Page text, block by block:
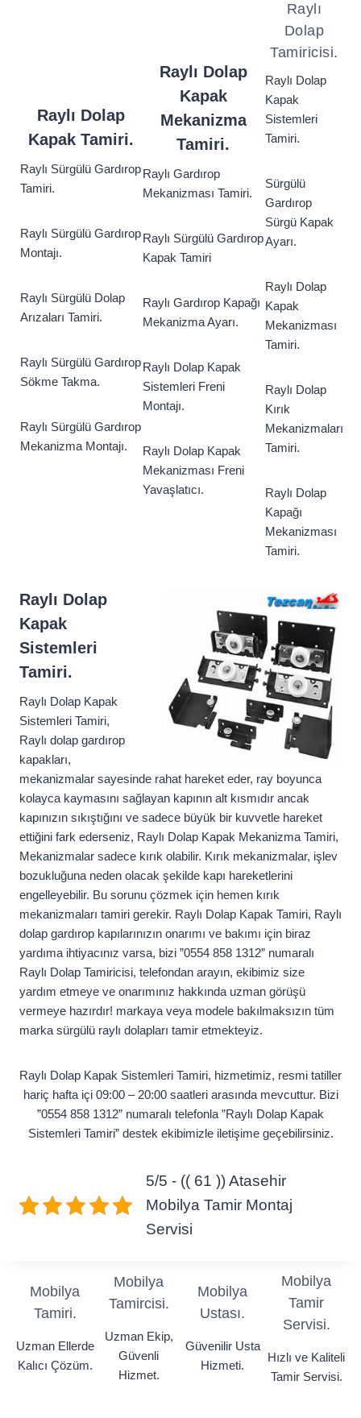
Raylı Dolap
Kapak Tamiri.
Raylı Sürgülü Gardırop
Tamiri.
Raylı Sürgülü Gardırop
Montajı.
Raylı Sürgülü Dolap
Arızaları Tamiri.
Raylı Sürgülü Gardırop
Sökme Takma.
Raylı Sürgülü Gardırop
Mekanizma Montajı.
Raylı Dolap
Kapak
Mekanizma
Tamiri.
Raylı Gardırop
Mekanizması Tamiri.
Raylı Sürgülü Gardırop
Kapak Tamiri
Raylı Gardırop Kapağı
Mekanizma Ayarı.
Raylı Dolap Kapak
Sistemleri Freni
Montajı.
Raylı Dolap Kapak
Mekanizması Freni
Yavaşlatıcı.
Raylı
Dolap
Tamiricisi.
Raylı Dolap
Kapak
Sistemleri
Tamiri.
Sürgülü
Gardırop
Sürgü Kapak
Ayarı.
Raylı Dolap
Kapak
Mekanizması
Tamiri.
Raylı Dolap
Kırık
Mekanizmaları
Tamiri.
Raylı Dolap
Kapağı
Mekanizması
Tamiri.
Raylı Dolap
Kapak
Sistemleri
Tamiri.
Raylı Dolap Kapak
Sistemleri Tamiri,
Raylı dolap gardırop
kapakları,
mekanizmalar sayesinde rahat hareket eder, ray boyunca
kolayca kaymasını sağlayan kapının alt kısmıdır ancak
kapınızın sıkıştığını ve sadece büyük bir kuvvetle hareket
ettiğini fark ederseniz, Raylı Dolap Kapak Mekanizma Tamiri,
Mekanizmalar sadece kırık olabilir. Kırık mekanizmalar, işlev
bozukluğuna neden olacak şekilde kapı hareketlerini
engelleyebilir. Bu sorunu çözmek için hemen kırık
mekanizmaları tamiri gerekir. Raylı Dolap Kapak Tamiri, Raylı
dolap gardırop kapılarınızın onarımı ve bakımı için biraz
yardıma ihtiyacınız varsa, bizi ”0554 858 1312” numaralı
Raylı Dolap Tamiricisi, telefondan arayın, ekibimiz size
yardım etmeye ve onarımınız hakkında uzman görüşü
vermeye hazırdır! markaya veya modele bakılmaksızın tüm
marka sürgülü raylı dolapları tamir etmekteyiz.
Raylı Dolap Kapak Sistemleri Tamiri, hizmetimiz, resmi tatiller
hariç hafta içi 09:00 – 20:00 saatleri arasında mevcuttur. Bizi
”0554 858 1312” numaralı telefonla ”Raylı Dolap Kapak
Sistemleri Tamiri” destek ekibimizle iletişime geçebilirsiniz.
5/5 - (( 61 )) Atasehir
Mobilya Tamir Montaj
Servisi
Mobilya
Tamiri.
Uzman Ellerde
Kalıcı Çözüm.
Mobilya
Tamircisi.
Uzman Ekip,
Güvenli
Hizmet.
Mobilya
Ustası.
Güvenilir Usta
Hizmeti.
Mobilya
Tamir
Servisi.
Hızlı ve Kaliteli
Tamir Servisi.